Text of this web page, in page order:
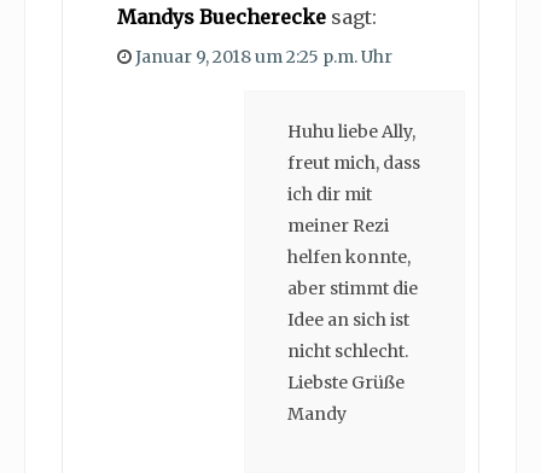
Mandys Buecherecke sagt:
Januar 9, 2018 um 2:25 p.m. Uhr
Huhu liebe Ally,
freut mich, dass
ich dir mit
meiner Rezi
helfen konnte,
aber stimmt die
Idee an sich ist
nicht schlecht.
Liebste Grüße
Mandy